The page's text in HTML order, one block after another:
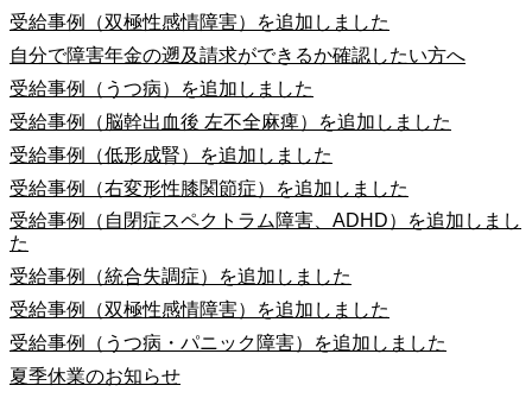
受給事例（双極性感情障害）を追加しました
自分で障害年金の遡及請求ができるか確認したい方へ
受給事例（うつ病）を追加しました
受給事例（脳幹出血後 左不全麻痺）を追加しました
受給事例（低形成腎）を追加しました
受給事例（右変形性膝関節症）を追加しました
受給事例（自閉症スペクトラム障害、ADHD）を追加しまし
た
受給事例（統合失調症）を追加しました
受給事例（双極性感情障害）を追加しました
受給事例（うつ病・パニック障害）を追加しました
夏季休業のお知らせ